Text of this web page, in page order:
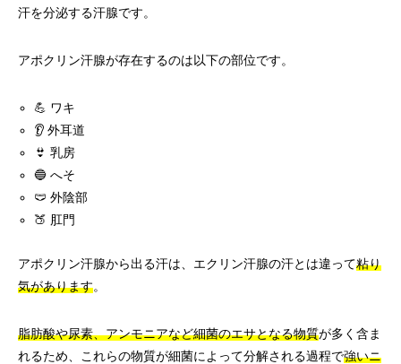
汗を分泌する汗腺です。
アポクリン汗腺が存在するのは以下の部位です。
💪 ワキ
👂 外耳道
👙 乳房
🔵 へそ
🩲 外陰部
🍑 肛門
アポクリン汗腺から出る汗は、エクリン汗腺の汗とは違って粘り
気があります。
脂肪酸や尿素、アンモニアなど細菌のエサとなる物質が多く含ま
れるため、これらの物質が細菌によって分解される過程で強いニ